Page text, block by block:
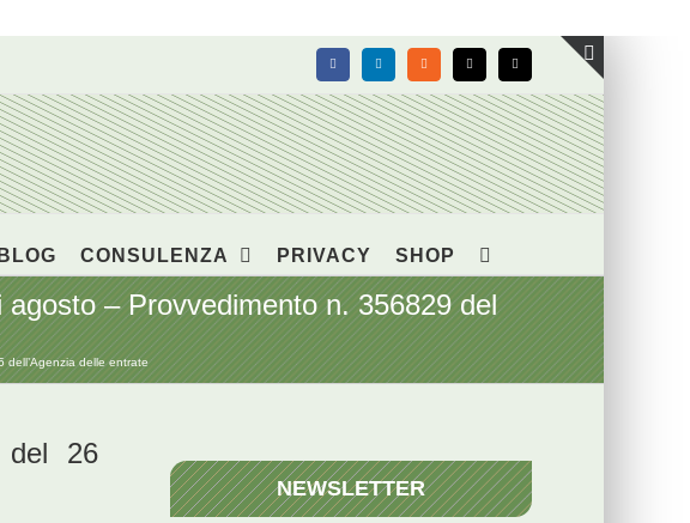
FacebookLinkedIn Rss X Email
CONSULENZA PRIVACY SHOP
– Provvedimento n. 356829 del
delle entrate
del 26
NEWSLETTER
Toggle
area
barra
scorrevole